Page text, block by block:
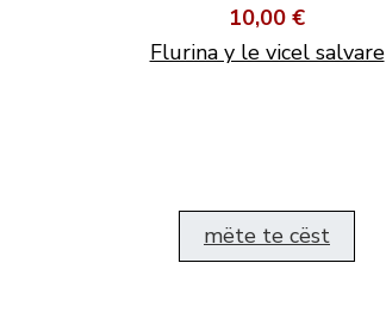
10,00 €
Flurina y le vicel salvare
mëte te cëst